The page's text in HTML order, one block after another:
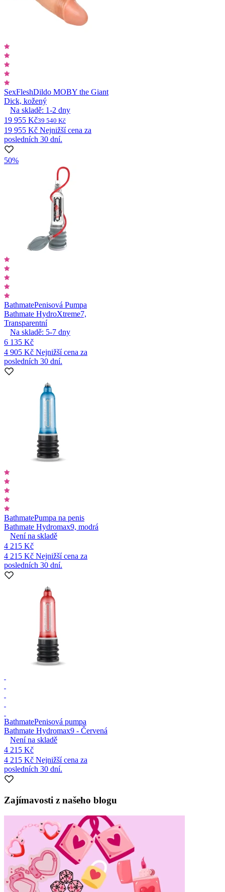
SexFleshDildo MOBY the Giant
Dick, kožený
Na skladě: 1-2 dny
19 955 Kč39 540 Kč
19 955 Kč Nejnižší cena za
posledních 30 dní.
50%
BathmatePenisová Pumpa
Bathmate HydroXtreme7,
Transparentní
Na skladě: 5-7 dny
6 135 Kč
4 905 Kč Nejnižší cena za
posledních 30 dní.
BathmatePumpa na penis
Bathmate Hydromax9, modrá
Není na skladě
4 215 Kč
4 215 Kč Nejnižší cena za
posledních 30 dní.
BathmatePenisová pumpa
Bathmate Hydromax9 - Červená
Není na skladě
4 215 Kč
4 215 Kč Nejnižší cena za
posledních 30 dní.
Zajímavosti z našeho blogu